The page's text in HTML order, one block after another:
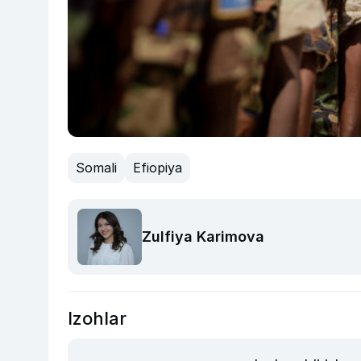
Somali Efiopiya
Zulfiya Karimova
Izohlar